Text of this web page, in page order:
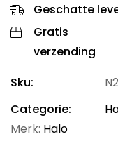
Geschatte
Gratis
verzending
Sku:
Categorie:
Merk: Halo